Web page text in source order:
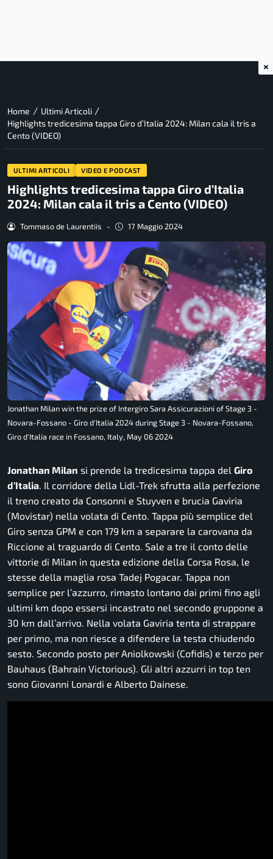
Home / Ultimi Articoli /
Highlights tredicesima tappa Giro d’Italia 2024: Milan cala il tris a
Cento (VIDEO)
ULTIMI ARTICOLI VIDEO E PODCAST
Highlights tredicesima tappa Giro d’Italia
2024: Milan cala il tris a Cento (VIDEO)
Tommaso de Laurentiis - 17 Maggio 2024
Jonathan Milan win the prize of Intergiro Sara Assicurazioni of Stage 3 -
Novara-Fossano - Giro d'Italia 2024 during Stage 3 - Novara-Fossano,
Giro d'Italia race in Fossano, Italy, May 06 2024
Jonathan Milan si prende la tredicesima tappa del Giro
d’Italia. Il corridore della Lidl-Trek sfrutta alla perfezione
il treno creato da Consonni e Stuyven e brucia Gaviria
(Movistar) nella volata di Cento. Tappa più semplice del
Giro senza GPM e con 179 km a separare la carovana da
Riccione al traguardo di Cento. Sale a tre il conto delle
vittorie di Milan in questa edizione della Corsa Rosa, le
stesse della maglia rosa Tadej Pogacar. Tappa non
semplice per l’azzurro, rimasto lontano dai primi fino agli
ultimi km dopo essersi incastrato nel secondo gruppone a
30 km dall’arrivo. Nella volata Gaviria tenta di strappare
per primo, ma non riesce a difendere la testa chiudendo
sesto. Secondo posto per Aniolkowski (Cofidis) e terzo per
Bauhaus (Bahrain Victorious). Gli altri azzurri in top ten
sono Giovanni Lonardi e Alberto Dainese.
×